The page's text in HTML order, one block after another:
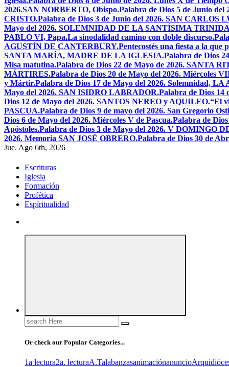
2026.SAN NORBERTO, Obispo.Palabra de Dios 5 de Junio
CRISTO.Palabra de Dios 3 de Junio del 2026. SAN CARLOS
Mayo del 2026. SOLEMNIDAD DE LA SANTÍSIMA
PABLO VI, Papa.La sinodalidad camino con doble discurso.
AGUSTÍN DE CANTERBURY.Pentecostés una fiesta a la que
SANTA MARÍA, MADRE DE LA IGLESIA.Palabra de Dios
Misa matutina.Palabra de Dios 22 de Mayo de 2026. SANTA
MÁRTIRES.Palabra de Dios 20 de Mayo del 2026. Miércoles
y Mártir.Palabra de Dios 17 de Mayo del 2026. Solemnidad,
Mayo del 2026. SAN ISIDRO LABRADOR.Palabra de Dios 14
Dios 12 de Mayo del 2026. SANTOS NEREO y AQUILEO.“El
PASCUA.Palabra de Dios 9 de mayo del 2026. San Gregorio
Dios 6 de Mayo del 2026. Miércoles V de Pascua.Palabra de
Apóstoles.Palabra de Dios 3 de Mayo del 2026. V DOMINGO
2026. Memoria SAN JOSÉ OBRERO.Palabra de Dios 30 de
Jue. Ago 6th, 2026
Escrituras
Iglesia
Formación
Profética
Espíritualidad
Search
for:
Or check our Popular Categories...
1a lectura2a. lecturaA.Talabanzasanimaciónanuncio